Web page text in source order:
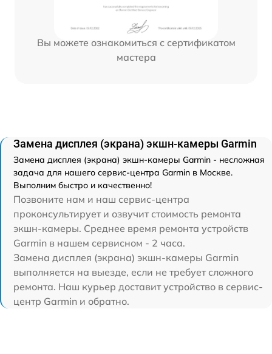
Вы можете ознакомиться с сертификатом
мастера
Замена дисплея (экрана) экшн-камеры Garmin
Замена дисплея (экрана) экшн-камеры Garmin - несложная
задача для нашего сервис-центра Garmin в Москве.
Выполним быстро и качественно!
Позвоните нам и наш сервис-центра
проконсультирует и озвучит стоимость ремонта
экшн-камеры. Среднее время ремонта устройств
Garmin в нашем сервисном - 2 часа.
Замена дисплея (экрана) экшн-камеры Garmin
выполняется на выезде, если не требует сложного
ремонта. Наш курьер доставит устройство в сервис-
центр Garmin и обратно.